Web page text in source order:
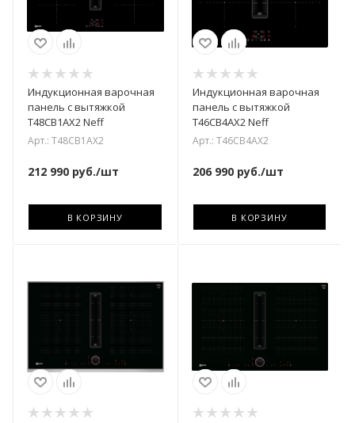
Индукционная варочная
панель с вытяжкой
T48CB1AX2 Neff
Арт.: T48CB1AX2
212 990 руб./шт
В КОРЗИНУ
Индукционная варочная
панель с вытяжкой
T46CB4AX2 Neff
Арт.: T46CB4AX2
206 990руб./шт
В КОРЗИНУ